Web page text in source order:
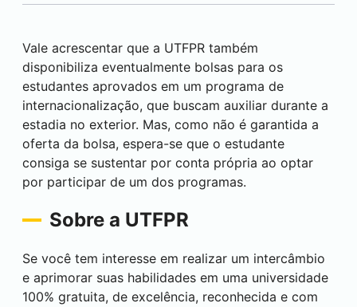
Vale acrescentar que a UTFPR também
disponibiliza eventualmente bolsas para os
estudantes aprovados em um programa de
internacionalização, que buscam auxiliar durante a
estadia no exterior. Mas, como não é garantida a
oferta da bolsa, espera-se que o estudante
consiga se sustentar por conta própria ao optar
por participar de um dos programas.
Sobre a UTFPR
Se você tem interesse em realizar um intercâmbio
e aprimorar suas habilidades em uma universidade
100% gratuita, de excelência, reconhecida e com